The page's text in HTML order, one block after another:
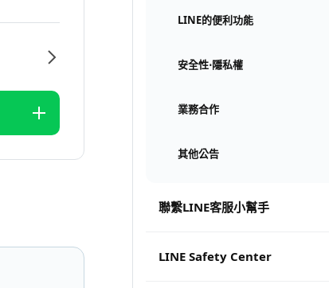
LINE的便利功能
安全性⋅隱私權
業務合作
其他公告
聯繫LINE客服小幫手
LINE Safety Center